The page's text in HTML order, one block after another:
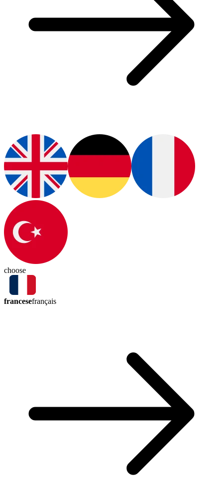
choose
francesefrançais